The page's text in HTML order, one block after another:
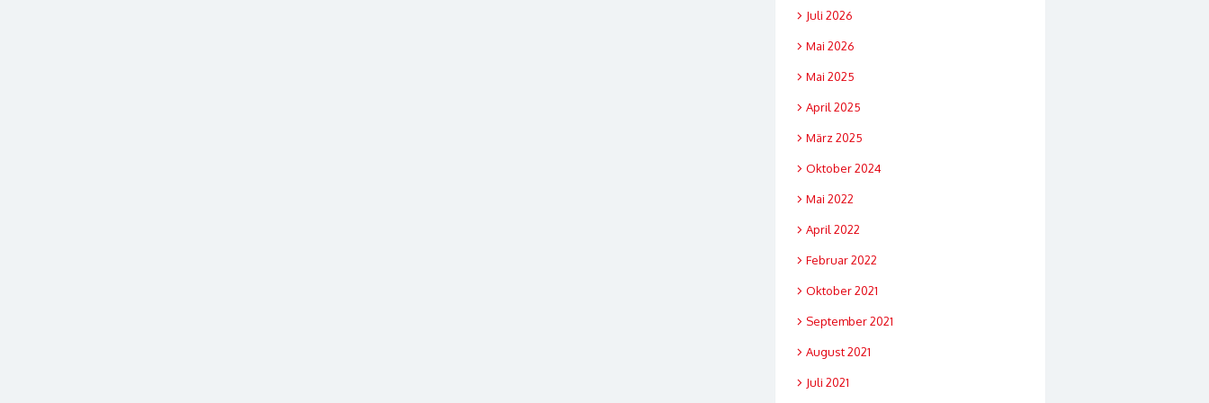
Juli 2026
Mai 2026
Mai 2025
April 2025
März 2025
Oktober 2024
Mai 2022
April 2022
Februar 2022
Oktober 2021
September 2021
August 2021
Juli 2021